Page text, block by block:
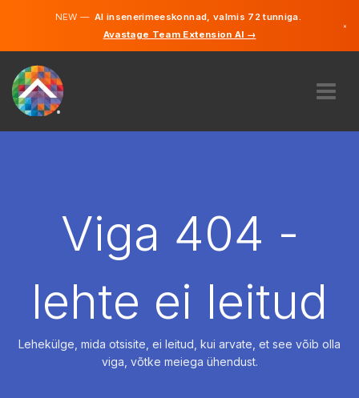
NEW —AI insenerimeeskonnad, valmis 72 tunniga.
Avastage Team Extension AI →
×
PALKAMAViga 404 -
lehte ei leitud
Lehekülge, mida otsisite, ei leitud, kui arvate, et see võib olla
viga, võtke meiega ühendust.